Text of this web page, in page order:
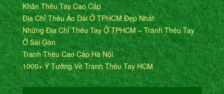
Khăn Thêu Tay Cao Cấp
Địa Chỉ Thêu Áo Dài Ở TPHCM Đẹp Nhất
Những Địa Chỉ Thêu Tay Ở TPHCM – Tranh Thêu Tay
Ở Sài Gòn
Tranh Thêu Cao Cấp Hà Nội
1000+ Ý Tưởng Về Tranh Thêu Tay HCM